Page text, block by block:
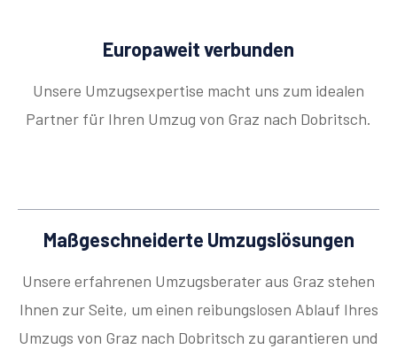
Europaweit verbunden
Unsere Umzugsexpertise macht uns zum idealen
Partner für Ihren Umzug von Graz nach Dobritsch.
Maßgeschneiderte Umzugslösungen
Unsere erfahrenen Umzugsberater aus Graz stehen
Ihnen zur Seite, um einen reibungslosen Ablauf Ihres
Umzugs von Graz nach Dobritsch zu garantieren und